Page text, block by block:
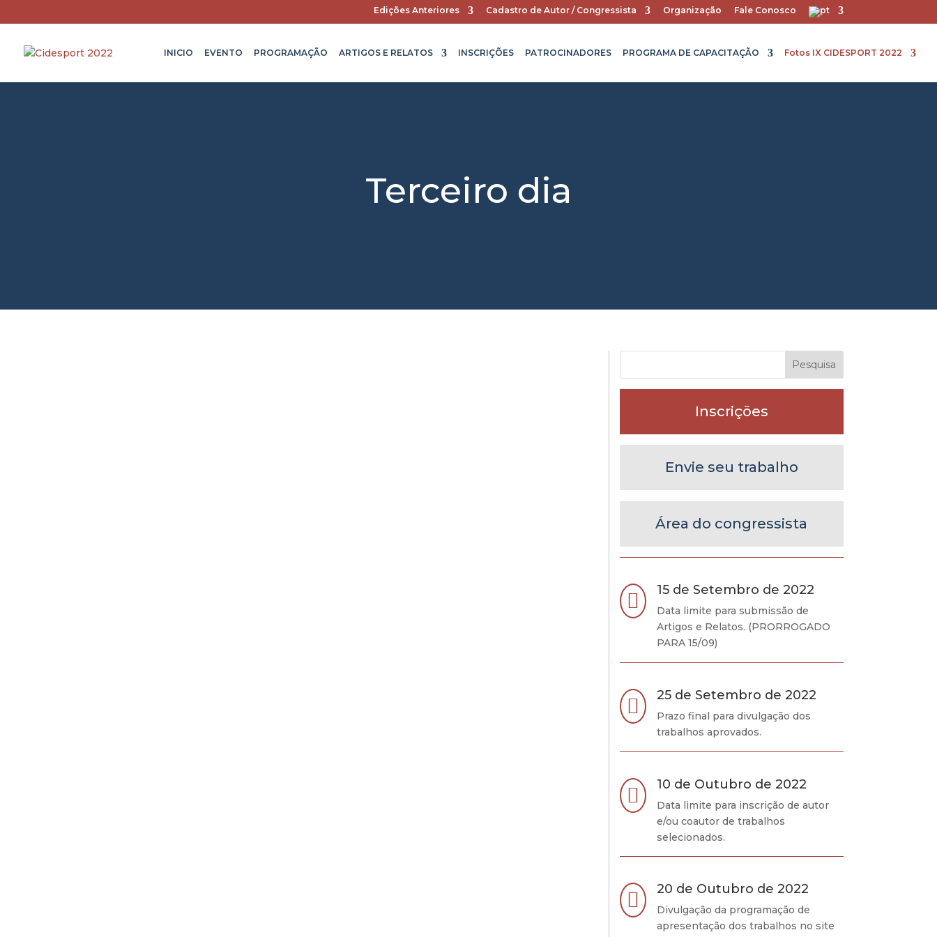
Edições Anteriores Cadastro de Autor / Congressista Organização Fale Conosco
INICIO EVENTO PROGRAMAÇÃO ARTIGOS E RELATOS INSCRIÇÕES PATROCINADORES PROGRAMA DE CAPACITAÇÃO Fotos IX CIDESPORT 2022
Terceiro dia
Inscrições
Envie seu trabalho
Área do congressista
 15 de Setembro de 2022
Data limite para submissão de
Artigos e Relatos. (PRORROGADO
PARA 15/09)
 25 de Setembro de 2022
Prazo final para divulgação dos
trabalhos aprovados.
 10 de Outubro de 2022
Data limite para inscrição de autor
e/ou coautor de trabalhos
selecionados.
 20 de Outubro de 2022
Divulgação da programação de
apresentação dos trabalhos no site